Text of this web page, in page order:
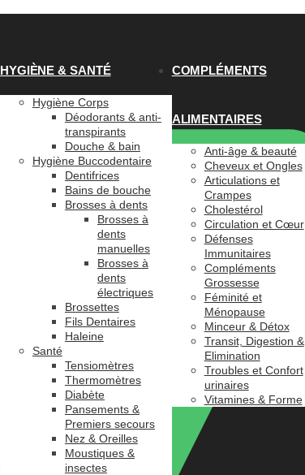
HYGIÈNE & SANTÉ
Hygiène Corps
Déodorants & anti-
transpirants
Douche & bain
Hygiène Buccodentaire
Dentifrices
Bains de bouche
Brosses à dents
Brosses à
dents
manuelles
Brosses à
dents
électriques
Brossettes
Fils Dentaires
Haleine
Santé
Tensiomètres
Thermomètres
Diabète
Pansements &
Premiers secours
Nez & Oreilles
Moustiques &
insectes
COMPLÉMENTS
ALIMENTAIRES
Anti-âge & beauté
Cheveux et Ongles
Articulations et
Crampes
Cholestérol
Circulation et Cœur
Défenses
Immunitaires
Compléments
Grossesse
Féminité et
Ménopause
Minceur & Détox
Transit, Digestion &
Elimination
Troubles et Confort
urinaires
Vitamines & Forme